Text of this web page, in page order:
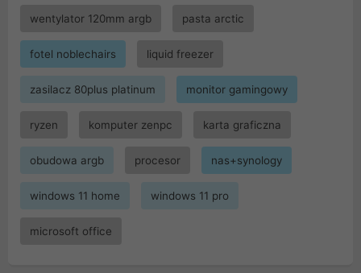
wentylator 120mm argb pasta arctic
fotel noblechairs liquid freezer
zasilacz 80plus platinum monitor gamingowy
ryzen komputer zenpc karta graficzna
obudowa argb procesor nas+synology
windows 11 home windows 11 pro
microsoft office